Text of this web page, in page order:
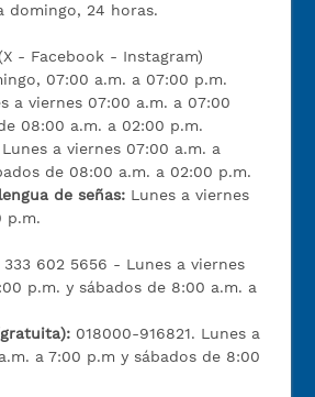
domingo, 24 horas.
(X - Facebook - Instagram)
07:00 a.m. a 07:00 p.m.
a viernes 07:00 a.m. a 07:00
08:00 a.m. a 02:00 p.m.
Lunes a viernes 07:00 a.m. a
de 08:00 a.m. a 02:00 p.m.
de señas: Lunes a viernes
p.m.
333 602 5656 - Lunes a viernes
p.m. y sábados de 8:00 a.m. a
018000-916821. Lunes a
a 7:00 p.m y sábados de 8:00